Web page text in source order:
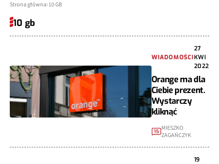
Strona główna 10 GB
10 gb
WIADOMOŚCI
27
KWI
2022
Orange ma dla
Ciebie prezent.
Wystarczy
kliknąć
15 MIESZKO
ZAGAŃCZYK
19